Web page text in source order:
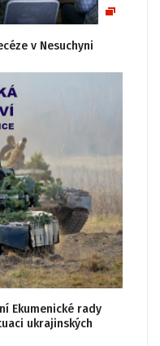
v Nesuchyni
Ekumenické rady
ukrajinských